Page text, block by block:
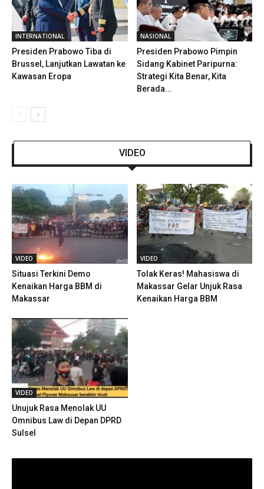
INTERNATIONAL
Presiden Prabowo Tiba di
Brussel, Lanjutkan Lawatan ke
Kawasan Eropa
NASIONAL
Presiden Prabowo Pimpin
Sidang Kabinet Paripurna:
Strategi Kita Benar, Kita
Berada...
VIDEO
VIDEO
Situasi Terkini Demo
Kenaikan Harga BBM di
Makassar
VIDEO
Tolak Keras! Mahasiswa di
Makassar Gelar Unjuk Rasa
Kenaikan Harga BBM
VIDEO
Unujuk Rasa Menolak UU
Omnibus Law di Depan DPRD
Sulsel